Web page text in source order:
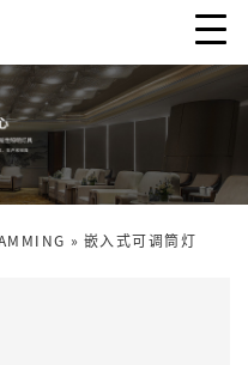
» 嵌入式可调筒灯